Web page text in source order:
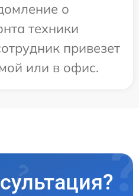
о
техники
привезет
или в офис.